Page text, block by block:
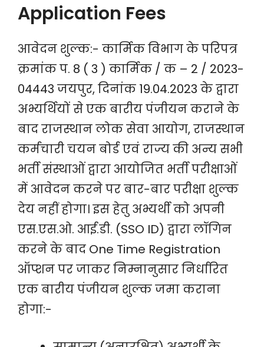
Application Fees
आवेदन शुल्क:- कार्मिक विभाग के परिपत्र
क्रमांक प. 8 ( 3 ) कार्मिक / क – 2 / 2023-
04443 जयपुर, दिनांक 19.04.2023 के द्वारा
अभ्यर्थियों से एक बारीय पंजीयन कराने के
बाद राजस्थान लोक सेवा आयोग, राजस्थान
कर्मचारी चयन बोर्ड एवं राज्य की अन्य सभी
भर्ती संस्थाओं द्वारा आयोजित भर्ती परीक्षाओं
में आवेदन करने पर बार-बार परीक्षा शुल्क
देय नहीं होगा। इस हेतु अभ्यर्थी को अपनी
एस.एस.ओ. आई.डी. (SSO ID) द्वारा लॉगिन
करने के बाद One Time Registration
ऑप्शन पर जाकर निम्नानुसार निर्धारित
एक बारीय पंजीयन शुल्क जमा कराना
होगा:-